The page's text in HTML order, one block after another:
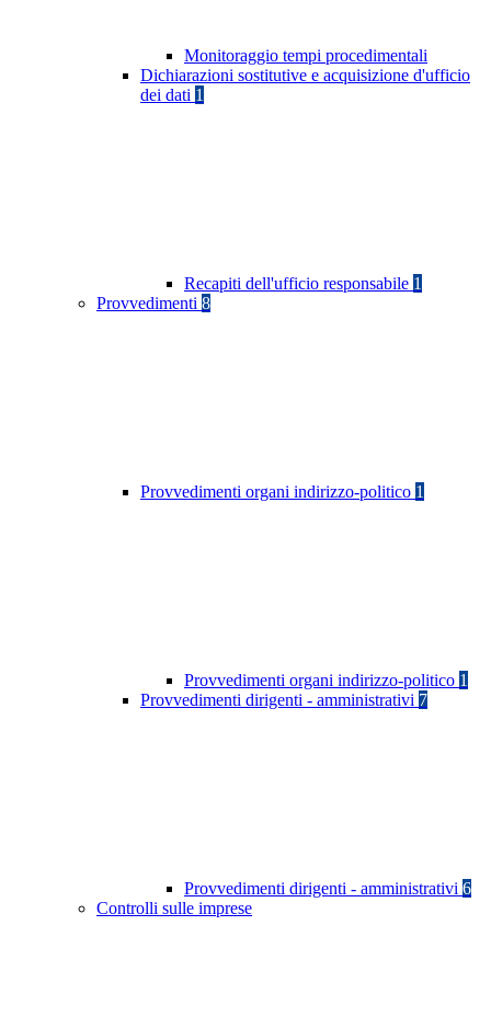
Monitoraggio tempi procedimentali
Dichiarazioni sostitutive e acquisizione d'ufficio
dei dati 1
Recapiti dell'ufficio responsabile 1
Provvedimenti 8
Provvedimenti organi indirizzo-politico 1
Provvedimenti organi indirizzo-politico 1
Provvedimenti dirigenti - amministrativi 7
Provvedimenti dirigenti - amministrativi 6
Controlli sulle imprese